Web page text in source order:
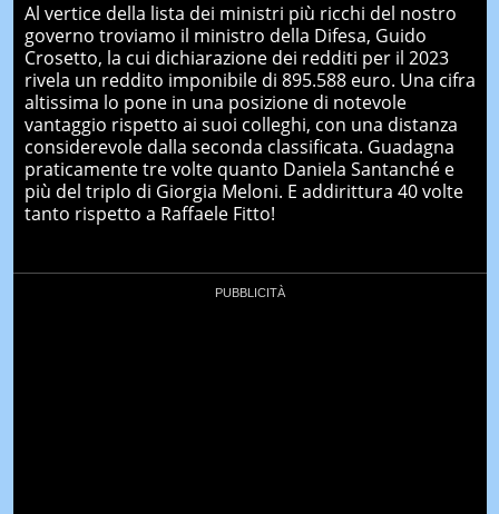
Al vertice della lista dei ministri più ricchi del nostro
governo troviamo il ministro della Difesa, Guido
Crosetto, la cui dichiarazione dei redditi per il 2023
rivela un reddito imponibile di 895.588 euro. Una cifra
altissima lo pone in una posizione di notevole
vantaggio rispetto ai suoi colleghi, con una distanza
considerevole dalla seconda classificata. Guadagna
praticamente tre volte quanto Daniela Santanché e
più del triplo di Giorgia Meloni. E addirittura 40 volte
tanto rispetto a Raffaele Fitto!